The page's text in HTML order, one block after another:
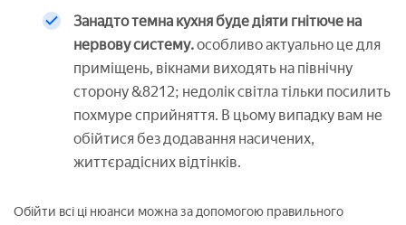
Занадто темна кухня буде діяти гнітюче на
нервову систему.особливо актуально це для
приміщень, вікнами виходять на північну
сторону &8212; недолік світла тільки посилить
похмуре сприйняття. В цьому випадку вам не
обійтися без додавання насичених,
життєрадісних відтінків.
Обійти всі ці нюанси можна за допомогою правильного